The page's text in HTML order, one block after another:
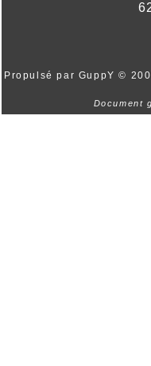
Propulsé par GuppY©
Document